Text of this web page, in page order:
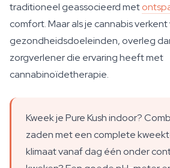
traditioneel geassocieerd met
comfort. Maar als je cannabis
gezondheidsdoeleinden, overleg
zorgverlener die ervaring heeft met
cannabinoïdetherapie.
Kweek je Pure Kush indoor?
zaden met een complete
klimaat vanaf dag één onder